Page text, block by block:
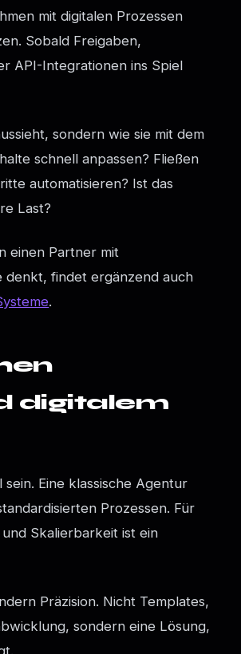
mit digitalen Prozessen
Sobald Freigaben,
API-Integrationen ins Spiel
sondern wie sie mit dem
schnell anpassen? Fließen
automatisieren? Ist das
Last?
einen Partner mit
denkt, findet ergänzend auch
.
digitalem
Eine klassische Agentur
Prozessen. Für
Skalierbarkeit ist ein
Präzision. Nicht Templates,
sondern eine Lösung,